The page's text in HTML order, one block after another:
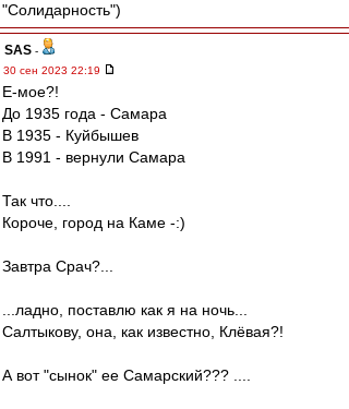
"Солидарность")
SAS -
30 сен 2023 22:19
Е-мое?!
До 1935 года - Самара
В 1935 - Куйбышев
В 1991 - вернули Самара
Так что....
Короче, город на Каме -:)
Завтра Срач?...
...ладно, поставлю как я на ночь...
Салтыкову, она, как известно, Клёвая?!
А вот "сынок" ее Самарский??? ....